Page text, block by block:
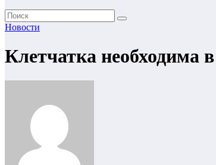
Новости
Клетчатка необходима